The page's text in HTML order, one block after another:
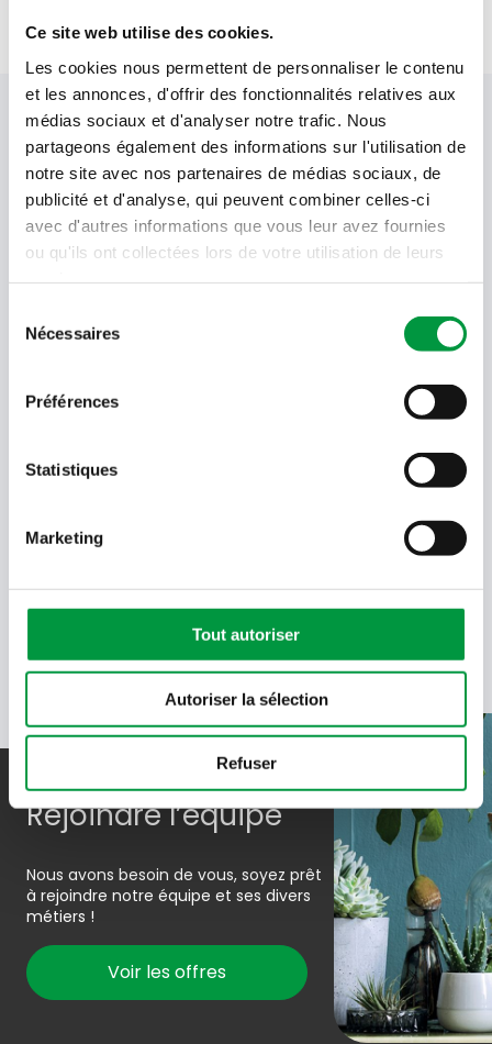
Ce site web utilise des cookies.
Les cookies nous permettent de personnaliser le contenu
et les annonces, d'offrir des fonctionnalités relatives aux
médias sociaux et d'analyser notre trafic. Nous
partageons également des informations sur l'utilisation de
notre site avec nos partenaires de médias sociaux, de
publicité et d'analyse, qui peuvent combiner celles-ci
avec d'autres informations que vous leur avez fournies
ou qu'ils ont collectées lors de votre utilisation de leurs
Nécessaires
Préférences
Statistiques
Marketing
Tout autoriser
Autoriser la sélection
Refuser
Votre newsletter Cactus
Offres, recettes, promotions et offres exclusives en
avant-première ! Recevez-les dans votre boîte de
réception !
adresse
Language
- Sélectionner -
Quel code est dans l'image ?
En soumettant votre adresse e-mail, vous acceptez de
données de Cactus.En savoir plus
Rejoindre l’équipe
Nous avons besoin de vous, soyez prêt
à rejoindre notre équipe et ses divers
métiers !
Voir les offres